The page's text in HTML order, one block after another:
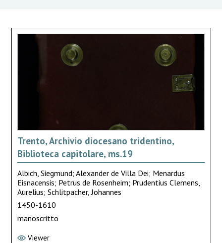
Trento, Archivio diocesano tridentino,
Biblioteca capitolare, ms.19
Albich, Siegmund; Alexander de Villa Dei; Menardus
Eisnacensis; Petrus de Rosenheim; Prudentius Clemens,
Aurelius; Schlitpacher, Johannes
1450-1610
manoscritto
Viewer